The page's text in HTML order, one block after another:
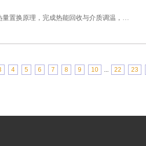
量置换原理，完成热能回收与介质调温，…
4 5 6 7 8 9 10 ... 22 23